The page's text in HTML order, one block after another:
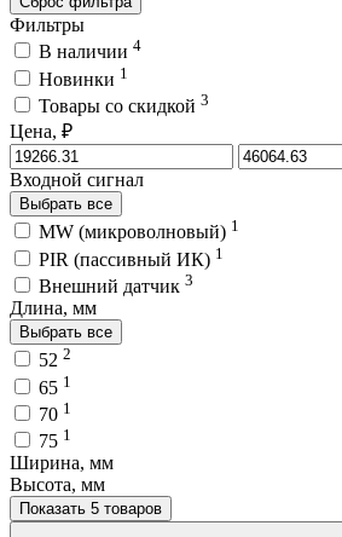
Фильтры
В наличии 4
Новинки 1
Товары со скидкой 3
Цена, ₽
Входной сигнал
Выбрать все
MW (микроволновый) 1
PIR (пассивный ИК) 1
Внешний датчик 3
Длина, мм
Выбрать все
52 2
65 1
70 1
75 1
Ширина, мм
Высота, мм
Показать 5 товаров